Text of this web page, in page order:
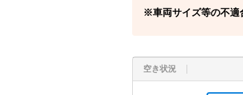
車両サイズ等の不適
空き状況